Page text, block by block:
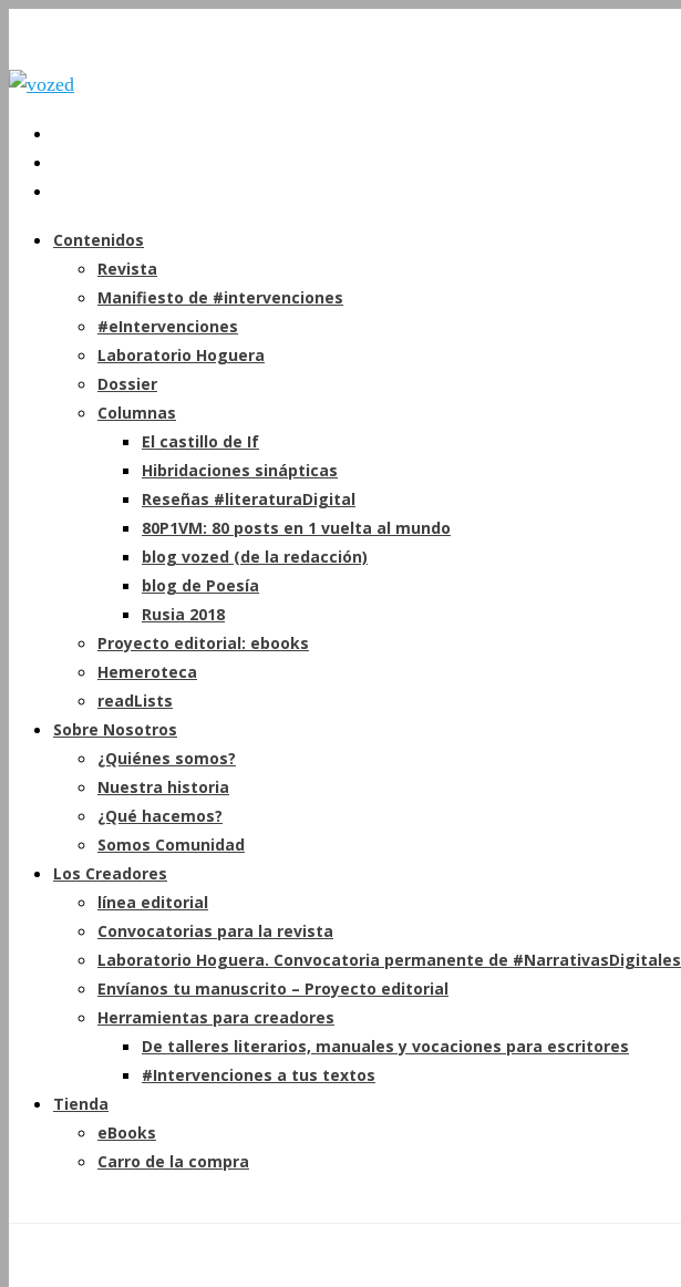
Contenidos
Revista
Manifiesto de #intervenciones
#eIntervenciones
Laboratorio Hoguera
Dossier
Columnas
El castillo de If
Hibridaciones sinápticas
Reseñas #literaturaDigital
80P1VM: 80 posts en 1 vuelta al mundo
blog vozed (de la redacción)
blog de Poesía
Rusia 2018
Proyecto editorial: ebooks
Hemeroteca
readLists
Sobre Nosotros
¿Quiénes somos?
Nuestra historia
¿Qué hacemos?
Somos Comunidad
Los Creadores
línea editorial
Convocatorias para la revista
Laboratorio Hoguera. Convocatoria permanente de #NarrativasDigitales
Envíanos tu manuscrito – Proyecto editorial
Herramientas para creadores
De talleres literarios, manuales y vocaciones para escritores
#Intervenciones a tus textos
Tienda
eBooks
Carro de la compra